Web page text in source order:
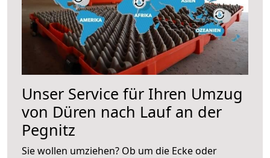
Unser Service für Ihren Umzug
von Düren nach Lauf an der
Pegnitz
Sie wollen umziehen? Ob um die Ecke oder